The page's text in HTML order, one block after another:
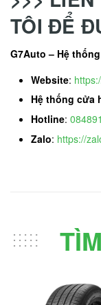
TÔI ĐỂ
G7Auto – Hệ
Website:
Hệ thống cửa
Hotline:
Zalo: https://